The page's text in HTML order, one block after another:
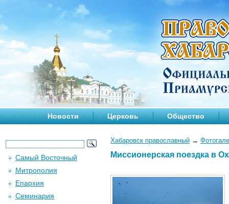
Новости Церковь Общество
Хабаровск православный →
Миссионерская поездка в
Самый Восточный
Митрополия
Епархия
Семинария